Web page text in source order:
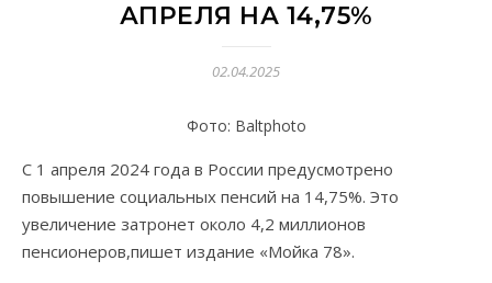
АПРЕЛЯ НА 14,75%
02.04.2025
Фото: Baltphoto
С 1 апреля 2024 года в России предусмотрено
повышение социальных пенсий на 14,75%. Это
увеличение затронет около 4,2 миллионов
пенсионеров,пишет издание «Мойка 78».